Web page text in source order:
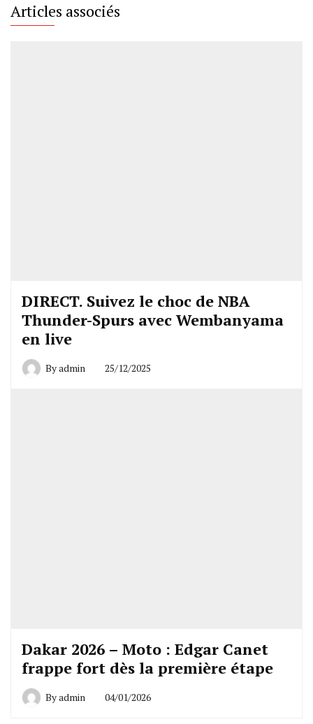
Articles associés
DIRECT. Suivez le choc de NBA
Thunder-Spurs avec Wembanyama
en live
Byadmin 25/12/2025
Dakar 2026 – Moto : Edgar Canet
frappe fort dès la première étape
Byadmin 04/01/2026